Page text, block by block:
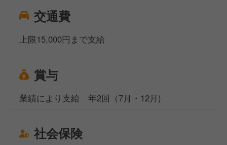
交通費
上限15,000円まで支給
賞与
業績により支給 年2回（7月・12月)
社会保険